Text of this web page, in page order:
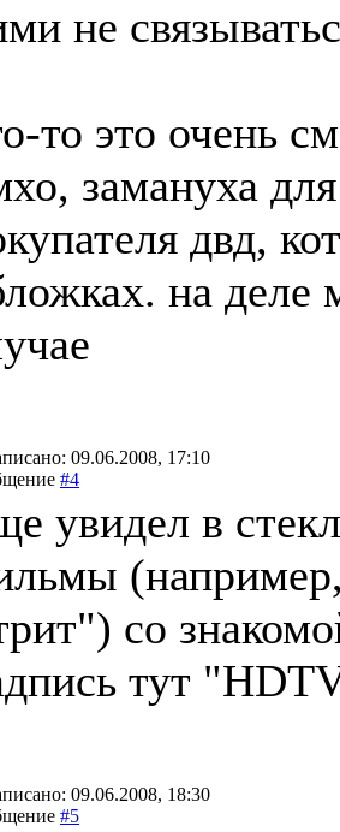
не
то это очень
замануха
двд,
на
09.06.2008, 17:10
#4
увидел в
со
тут
09.06.2008, 18:30
#5